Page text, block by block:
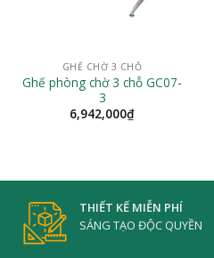
GHẾ CHỜ 3 CHỖ
Ghế phòng chờ 3 chỗ GC07-
3
6,942,000₫
THIẾT KẾ MIỄN PHÍ
SÁNG TẠO ĐỘC QUYỀN